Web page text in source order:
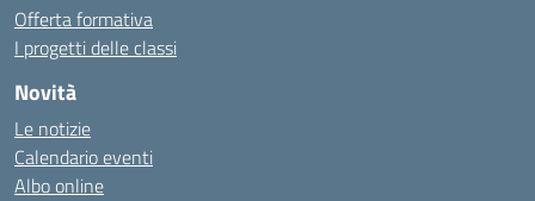
Offerta formativa
I progetti delle classi
Novità
Le notizie
Calendario eventi
Albo online